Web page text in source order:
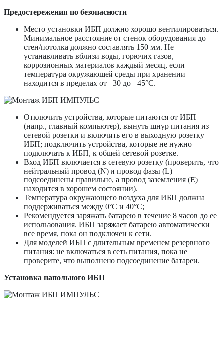
Предостережения по безопасности
Место установки ИБП должно хорошо вентилироваться.
Минимальное расстояние от стенок оборудования до
стен/потолка должно составлять 150 мм. Не
устанавливать вблизи воды, горючих газов,
коррозионных материалов каждый месяц, если
температура окружающей среды при хранении
находится в пределах от +30 до +45°C.
Отключить устройства, которые питаются от ИБП
(напр., главный компьютер), вынуть шнур питания из
сетевой розетки и включить его в выходную розетку
ИБП; подключить устройства, которые не нужно
подключать к ИБП, к общей сетевой розетке.
Вход ИБП включается в сетевую розетку (проверить, что
нейтральный провод (N) и провод фазы (L)
подсоединены правильно, а провод заземления (E)
находится в хорошем состоянии).
Температура окружающего воздуха для ИБП должна
поддерживаться между 0°С и 40°С;
Рекомендуется заряжать батарею в течение 8 часов до ее
использования. ИБП заряжает батарею автоматически
все время, пока он подключен к сети.
Для моделей ИБП с длительным временем резервного
питания: не включаться в сеть питания, пока не
проверите, что выполнено подсоединение батареи.
Установка напольного ИБП